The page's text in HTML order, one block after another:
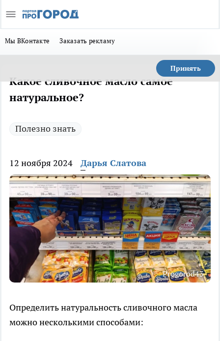
Мы ВКонтакте Заказать рекламу
Принять
Какое сливочное масло самое
натуральное?
Полезно знать
12 ноября 2024 Дарья Слатова
Progorod43
Определить натуральность сливочного масла
можно несколькими способами: